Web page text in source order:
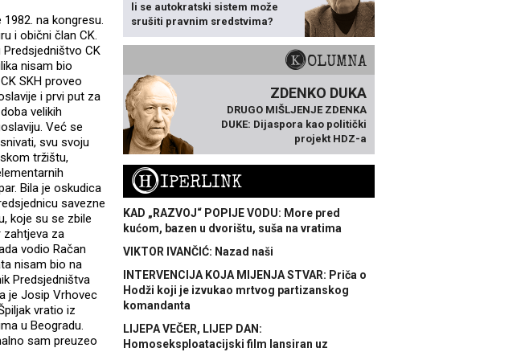
na kongresu.
i obični član CK.
CK
nisam bio
SKH proveo
i prvi put za
velikih
Već se
svu svoju
tržištu,
Bila je oskudica
savezne
koje su se zbile
zahtjeva za
vodio Račan
nisam bio na
Predsjedništva
je Josip Vrhovec
vratio iz
u Beogradu.
sam preuzeo
li se autokratski sistem može
srušiti pravnim sredstvima?
KOLUMNA
ZDENKO DUKA
DRUGO MIŠLJENJE ZDENKA
DUKE: Dijaspora kao politički
projekt HDZ-a
HIPERLINK
KAD „RAZVOJ“ POPIJE VODU: More pred
kućom, bazen u dvorištu, suša na vratima
VIKTOR IVANČIĆ: Nazad naši
INTERVENCIJA KOJA MIJENJA STVAR: Priča o
Hodži koji je izvukao mrtvog partizanskog
komandanta
LIJEPA VEČER, LIJEP DAN:
Homoseksploatacijski film lansiran uz